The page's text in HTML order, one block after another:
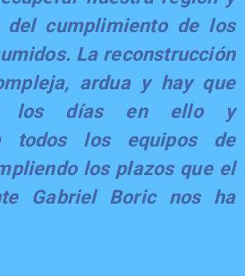
cumplimiento de los
La reconstrucción
ardua y hay que
los días en ello y
todos los equipos de
los plazos que el
Gabriel Boric nos ha